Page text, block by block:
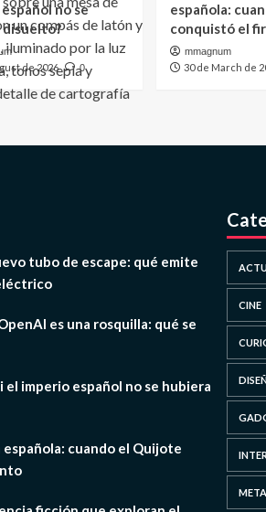
no se
de 2026 0
española:
conquistó el
mmagnum
30 de March de
tubo de escape: qué emite
es una rosquilla: qué se
el imperio español no se hubiera
cuando el Quijote
CINE